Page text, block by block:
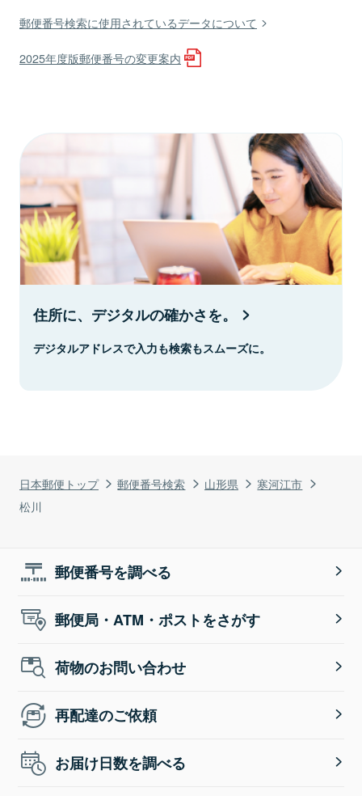
日本郵便トップ 郵便番号検索 山形県
寒河江市
松川
郵便番号検索に使用されているデータについて
2025年度版郵便番号の変更案内
住所に、デジタルの確かさを。
デジタルアドレスで入力も検索もスムーズに。
郵便番号を調べる
郵便局・ATM・ポストをさがす
荷物のお問い合わせ
再配達のご依頼
お届け日数を調べる